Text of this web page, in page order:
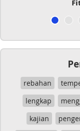
rebahan
lengkap
kajian